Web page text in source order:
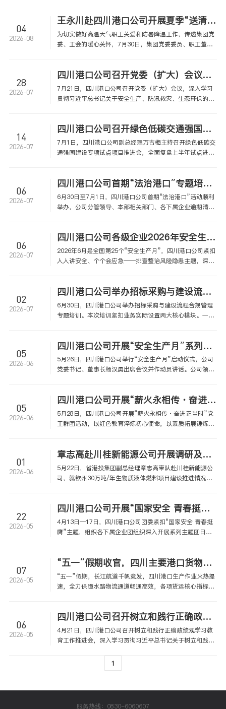
04
2026-08
王永川赴四川港口公司开展夏季“送清凉”慰问活动
为切实做好高温天气职工关爱和防暑降温工作，传递集团党
委、工会的暖心关怀，7月30日，集团党委委员、职工董
工代表。
28
2026-07
四川港口公司召开党委（扩大）会议专题研究部署安全环保工作
7月21日，四川港口公司召开党委（扩大）会议，深入学习
贯彻习近平总书记关于安全生产、防汛救灾、生态环保的重
点工作任务。公司党委书记、董事长杨汉勇出席会议并讲
话。
14
2026-07
四川港口公司召开绿色低碳交通强国建设专项试点项目推进会
7月1日，四川港口公司副总经理万吉梅主持召开绿色低碳交
通强国建设专项试点项目推进会，全面复盘上半年试点进
泸州港、宜宾港相关负责人参加会议。
06
2026-07
四川港口公司首期“法治港口”专题培训暨逾期债权清收推进会圆满举办
6月30日至7月1日，四川港口公司首期“法治港口”活动顺利
举办，公司分管领导、本部相关部门、各下属企业逾期清收
06
2026-07
四川港口公司各级企业2026年安全生产月系列活动全景纪实
2026年6月是全国第25个“安全生产月”，四川港口公司紧扣
人人讲安全、个个会应急——排查整治风险隐患主题，深入
险，统筹开展动员部署、安全宣教、隐患闭环治理、应急实
战演练全链条专项工作，全面压实安全管控责任、夯实本质
安全根基，保障全域安全生产形势持续稳定可控。
02
2026-07
四川港口公司举办招标采购与建设流程合规管理专题培训
6月30日，四川港口公司举办招标采购与建设流程合规管理
专题培训。本次培训紧扣业务实际设置两大核心模块。一是
合规风险点进行宣贯。
05
2026-06
四川港口公司开展“安全生产月”系列活动
5月26日，四川港口公司举行“安全生产月”启动仪式，公司
党委书记、董事长杨汉勇出席会议并作动员讲话。公司领导
05
2026-06
四川港口公司开展“薪火永相传・奋进正当时”党工群团活动
5月28日，四川港口公司开展“薪火永相传・奋进正当时”党
工群团活动，以红色教育淬炼初心使命，以素质拓展锤炼安
01
2026-06
章志高赴川桂新能源公司开展调研及安全专项检查
5月22日，省港投集团副总经理章志高带队赴川桂新能源公
司，就钦州30万吨/年生物质液体燃料项目建设推进情况开
22
2026-05
四川港口公司开展“国家安全 青春挺膺”主题团日系列活动
4月13日—17日，四川港口公司团委紧扣“国家安全 青春挺
膺”主题，组织各下属企业团组织深入开展系列主题团日活
07
2026-05
“五一”假期收官，四川主要港口货物吞吐量近7万吨
“五一”假期，长江航道千帆竞发，四川港口生产作业火热提
速，全力保障水路物流通道畅通高效，各项货运核心指标大
06
2026-05
四川港口公司召开树立和践行正确政绩观学习教育工作推进会
4月21日，四川港口公司召开树立和践行正确政绩观学习教
育工作推进会，深入学习贯彻习近平总书记关于树立和践行
部署学习教育近期重点工作。四川港口公司党委书记、董事
长杨汉勇出席会议并讲话，公司在家领导班子成员、在川直
1
服务热线：0830-6060607